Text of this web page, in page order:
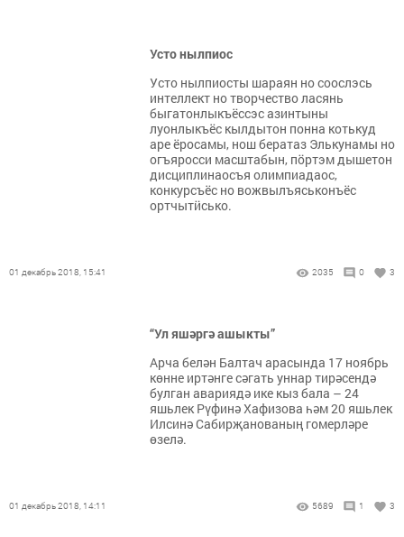
Усто нылпиос
Усто нылпиосты шараян но соослэсь
интеллект но творчество ласянь
быгатонлыкъёссэс азинтыны
луонлыкъёс кылдытон понна котькуд
аре ёросамы, нош бератаз Элькунамы но
огъяросси масштабын, пӧртэм дышетон
дисциплинаосъя олимпиадаос,
конкурсъёс но вожвылъяськонъёс
ортчытӥсько.
01 декабрь 2018, 15:41 2035 0 3
“Ул яшәргә ашыкты”
Арча белән Балтач арасында 17 ноябрь
көнне иртәнге сәгать уннар тирәсендә
булган авариядә ике кыз бала – 24
яшьлек Рүфинә Хафизова һәм 20 яшьлек
Илсинә Сабирҗанованың гомерләре
өзелә.
01 декабрь 2018, 14:11 5689 1 3